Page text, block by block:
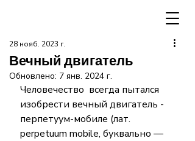
Вечный двигатель
28 нояб. 2023 г.
Обновлено: 7 янв. 2024 г.
Человечество  всегда пытался
изобрести вечный двигатель -
перпетуум-мобиле (лат.
perpetuum mobile, буквально —